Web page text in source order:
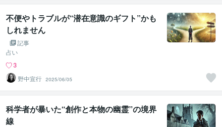
不便やトラブルが“潜在意識のギフト”かも
しれません
記事
占い
3
野中宣行 2025/06/05
科学者が暴いた“創作と本物の幽霊”の境界
線